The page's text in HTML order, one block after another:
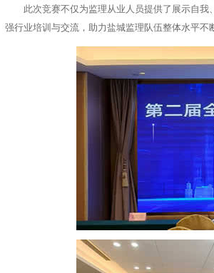
此次竞赛不仅为监理从业人员提供了展示自我
强行业培训与交流，助力盐城监理队伍整体水平不